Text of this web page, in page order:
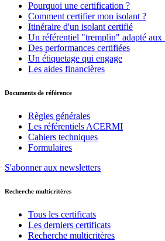
Pourquoi une certification ?
Comment certifier mon isolant ?
Itinéraire d'un isolant certifié
Un référentiel "tremplin" adapté aux
Des performances certifiées
Un étiquetage qui engage
Les aides financières
Documents de référence
Règles générales
Les référentiels ACERMI
Cahiers techniques
Formulaires
S'abonner aux newsletters
Recherche multicritères
Tous les certificats
Les derniers certificats
Recherche multicritères